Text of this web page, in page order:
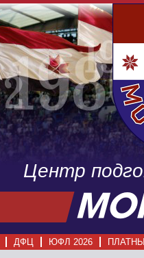
Центр
ДФЦ ЮФЛ 2026